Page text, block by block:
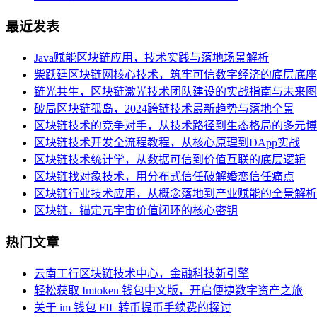
最近发表
Java赋能区块链应用，技术实践与落地场景解析
柴跃廷区块链网核心技术，筑牢可信数字经济的底层底座
链光共生，区块链激光技术团队建设的实战指南与未来
破局区块链孤岛，2024跨链技术最新趋势与落地全景
区块链技术的竞争对手，从技术路径到生态格局的多元
区块链技术开发全流程教程，从核心原理到DApp实战
区块链技术统计学，从数据可信到价值互联的底层逻辑
区块链找对象技术，用分布式信任破解婚恋信任痛点
区块链行业技术应用，从概念落地到产业赋能的全景解析
区块链，锚定元宇宙价值闭环的核心密钥
热门文章
云南工行区块链技术中心，金融科技新引擎
轻松获取 Imtoken 钱包中文版，开启便捷数字资产之旅
关于 im 钱包 FIL 转币提币手续费的探讨